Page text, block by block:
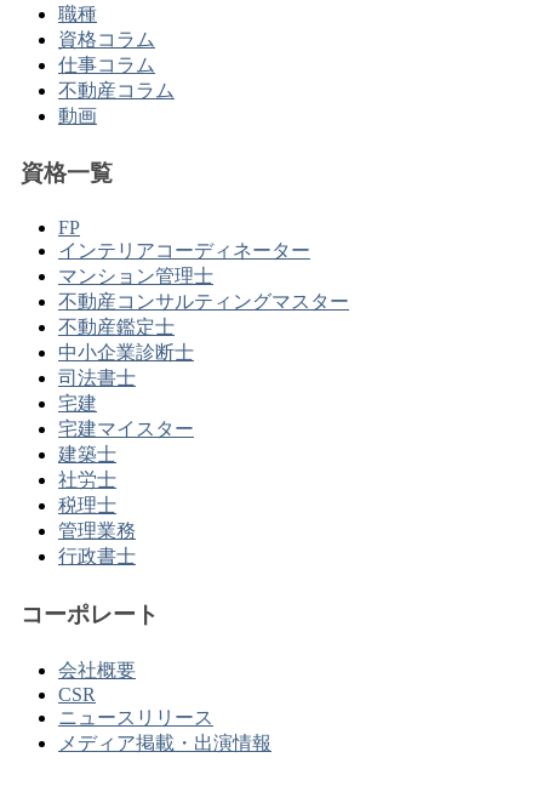
職種
資格コラム
仕事コラム
不動産コラム
動画
資格一覧
FP
インテリアコーディネーター
マンション管理士
不動産コンサルティングマスター
不動産鑑定士
中小企業診断士
司法書士
宅建
宅建マイスター
建築士
社労士
税理士
管理業務
行政書士
コーポレート
会社概要
CSR
ニュースリリース
メディア掲載・出演情報